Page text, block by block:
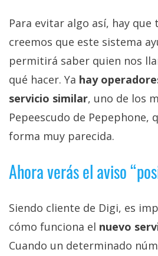
Para evitar algo así, hay
creemos que este sistema
permitirá saber quien nos
qué hacer. Ya hay
servicio similar, uno de los
Pepeescudo de Pepephone,
forma muy parecida.
Ahora verás el aviso
Siendo cliente de Digi, es
cómo funciona el nuevo
Cuando un determinado